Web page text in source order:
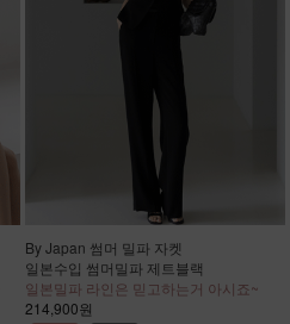
By Japan 썸머 밀파 자켓
일본수입 썸머밀파 제트블랙
일본밀파 라인은 믿고하는거 아시죠~
214,900원